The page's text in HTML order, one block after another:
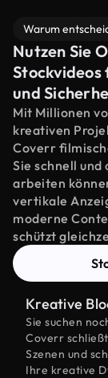
Warum
Nutzen Sie
und
Mit Millionen
kreativen
Coverr
Sie schnell
arbeiten
vertikale
moderne
schützt
Kreative
Sie suchen
Coverr
Szenen und
Ihre kreative